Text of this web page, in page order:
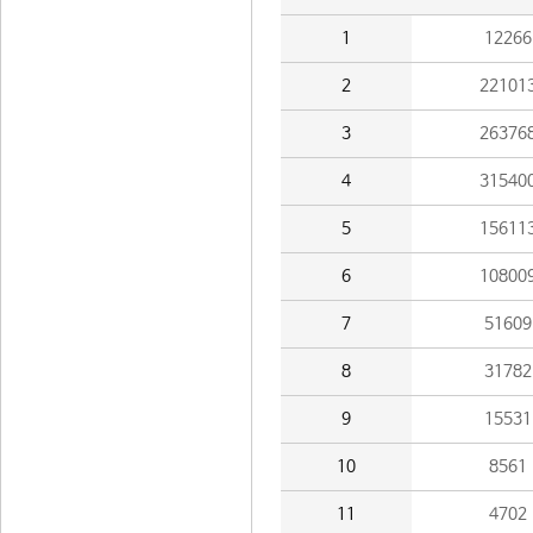
1 12266
2
3
4
5
6
7 51609
8 31782
9 15531
10 8561
11 4702